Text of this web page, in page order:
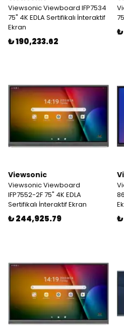
Viewsonic Viewboard IFP7534
75" 4K EDLA Sertifikalı İnteraktif
Ekran
₺ 190,233.62
₺
Viewsonic
Viewsonic Viewboard
IFP7552-2F 75" 4K EDLA
Sertifikalı İnteraktif Ekran
₺ 244,925.79 ₺